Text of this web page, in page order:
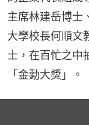
主席林建岳博士
大學校長何順文
士，在百忙之中
「金勳大獎」。